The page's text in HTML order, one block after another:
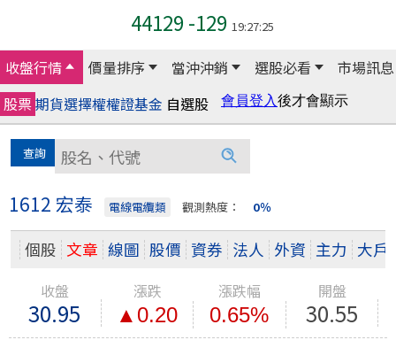
44129 -129 19:27:25
收盤行情 價量排序 當沖沖銷 選股必看
市場訊息
股票期貨選擇權權證基金 自選股
1612 宏泰 電線電纜類 觀測熱度： 0％
個股 文章 線圖 股價 資券 法人 外資 主力 大戶
收盤 漲跌 漲跌幅 開盤
30.95 ▲0.20 0.65% 30.55